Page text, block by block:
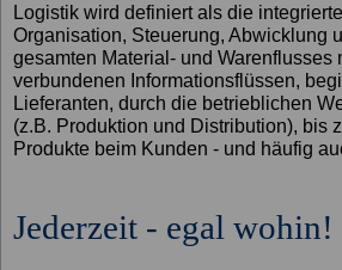
Logistik wird definiert als die
Organisation, Steuerung, Abwicklung
gesamten Material- und Warenflusses
verbundenen Informationsflüssen,
Lieferanten, durch die betrieblichen
(z.B. Produktion und Distribution), bis
Produkte beim Kunden - und häufig
Jederzeit - egal wohin!